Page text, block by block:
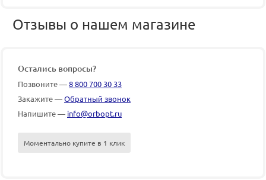
Отзывы о нашем магазине
Остались вопросы?
Позвоните —8 800 700 30 33
Закажите —Обратный звонок
Напишите — info@orbopt.ru
Моментально купите в 1 клик